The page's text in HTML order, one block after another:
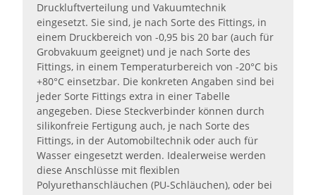
Druckluftverteilung und Vakuumtechnik
eingesetzt. Sie sind, je nach Sorte des Fittings, in
einem Druckbereich von -0,95 bis 20 bar (auch für
Grobvakuum geeignet) und je nach Sorte des
Fittings, in einem Temperaturbereich von -20°C bis
+80°C einsetzbar. Die konkreten Angaben sind bei
jeder Sorte Fittings extra in einer Tabelle
angegeben. Diese Steckverbinder können durch
silikonfreie Fertigung auch, je nach Sorte des
Fittings, in der Automobiltechnik oder auch für
Wasser eingesetzt werden. Idealerweise werden
diese Anschlüsse mit flexiblen
Polyurethanschläuchen (PU-Schläuchen), oder bei